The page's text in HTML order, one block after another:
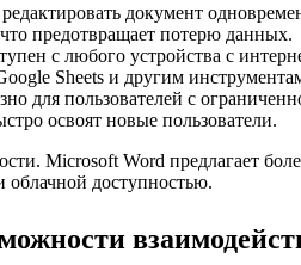
документ
предотвращает потерю данных.
с любого устройства с
Sheets и другим
для пользователей с
освоят новые пользователи.
Microsoft Word предлагает
облачной доступностью.